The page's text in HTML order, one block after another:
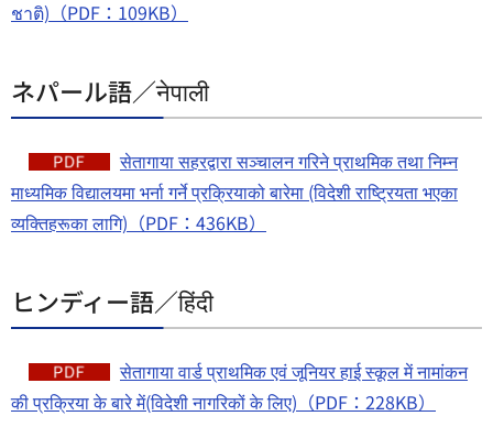
ชาติ)（PDF：109KB）
ネパール語／नेपाली
सेतागाया सहरद्वारा सञ्चालन गरिने प्राथमिक तथा निम्न
माध्यमिक विद्यालयमा भर्ना गर्ने प्रक्रियाको बारेमा (विदेशी राष्ट्रियता भएका
व्यक्तिहरूका लागि)（PDF：436KB）
ヒンディー語／हिंदी
सेतागाया वार्ड प्राथमिक एवं जूनियर हाई स्कूल में नामांकन
की प्रक्रिया के बारे में(विदेशी नागरिकों के लिए)（PDF：228KB）